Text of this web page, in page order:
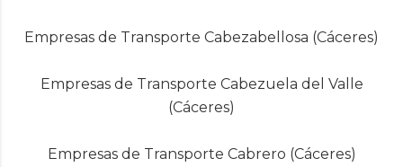
Empresas de Transporte Cabezabellosa (Cáceres)
Empresas de Transporte Cabezuela del Valle
(Cáceres)
Empresas de Transporte Cabrero (Cáceres)